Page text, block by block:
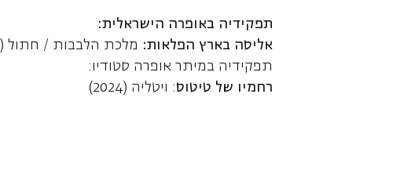
תפקידיה באופרה הישראלית:
אליסה בארץ הפלאות: מלכת הלבבות / חתול (2024)
תפקידיה במיתר אופרה סטודיו:
רחמיו של טיטוס: ויטליה (2024)